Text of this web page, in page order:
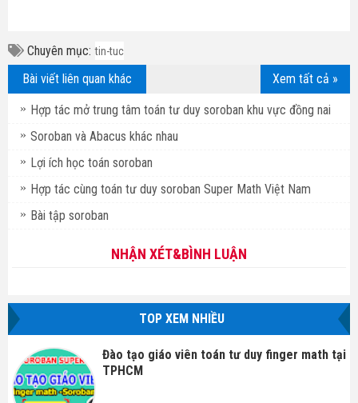
Chuyên mục: tin-tuc
Xem tất cả »
Bài viết liên quan khác
Hợp tác mở trung tâm toán tư duy soroban khu vực đồng nai
Soroban và Abacus khác nhau
Lợi ích học toán soroban
Hợp tác cùng toán tư duy soroban Super Math Việt Nam
Bài tập soroban
NHẬN XÉT&BÌNH LUẬN
TOP XEM NHIỀU
Đào tạo giáo viên toán tư duy finger math tại
TPHCM